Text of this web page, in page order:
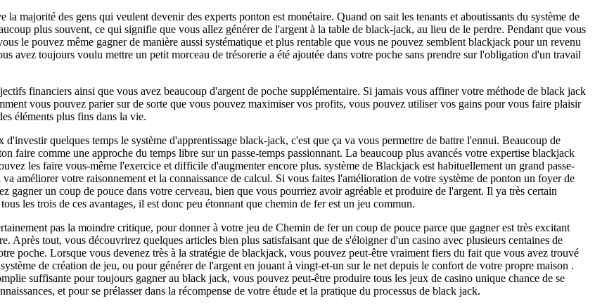
la majorité des gens qui veulent devenir des experts ponton est monétaire. Quand on sait les tenants et aboutissants du système de
plus souvent, ce qui signifie que vous allez générer de l'argent à la table de black-jack, au lieu de le perdre. Pendant que vous
le pouvez même gagner de manière aussi systématique et plus rentable que vous ne pouvez semblent blackjack pour un revenu
avez toujours voulu mettre un petit morceau de trésorerie a été ajoutée dans votre poche sans prendre sur l'obligation d'un travail
financiers ainsi que vous avez beaucoup d'argent de poche supplémentaire. Si jamais vous affiner votre méthode de black jack
vous pouvez parier sur de sorte que vous pouvez maximiser vos profits, vous pouvez utiliser vos gains pour vous faire plaisir
éléments plus fins dans la vie.
quelques temps le système d'apprentissage black-jack, c'est que ça va vous permettre de battre l'ennui. Beaucoup de
faire comme une approche du temps libre sur un passe-temps passionnant. La beaucoup plus avancés votre expertise blackjack
les faire vous-même l'exercice et difficile d'augmenter encore plus. système de Blackjack est habituellement un grand passe-
améliorer votre raisonnement et la connaissance de calcul. Si vous faites l'amélioration de votre système de ponton un foyer de
gagner un coup de pouce dans votre cerveau, bien que vous pourriez avoir agréable et produire de l'argent. Il ya très certain
les trois de ces avantages, il est donc peu étonnant que chemin de fer est un jeu commun.
pas la moindre critique, pour donner à votre jeu de Chemin de fer un coup de pouce parce que gagner est très excitant
Après tout, vous découvrirez quelques articles bien plus satisfaisant que de s'éloigner d'un casino avec plusieurs centaines de
poche. Lorsque vous devenez très à la stratégie de blackjack, vous pouvez peut-être vraiment fiers du fait que vous avez trouvé
de création de jeu, ou pour générer de l'argent en jouant à vingt-et-un sur le net depuis le confort de votre propre maison .
suffisante pour toujours gagner au black jack, vous pouvez peut-être produire tous les jeux de casino unique chance de se
et pour se prélasser dans la récompense de votre étude et la pratique du processus de black jack.